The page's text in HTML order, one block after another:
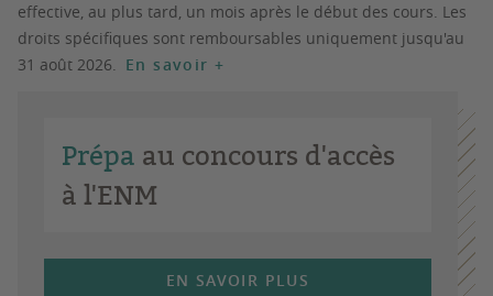
effective, au plus tard, un mois après le début des cours. Les
droits spécifiques sont remboursables uniquement jusqu'au
31 août 2026. En savoir +
Prépa au concours d'accès
à l'ENM
EN SAVOIR PLUS